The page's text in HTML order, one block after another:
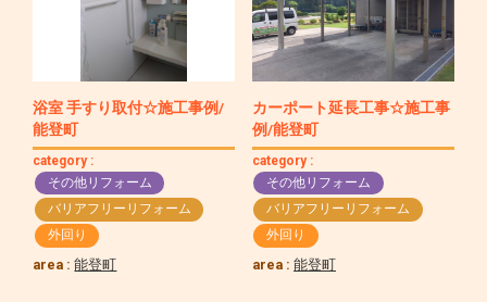
浴室 手すり取付☆施工事例/
能登町
category :
その他リフォーム
バリアフリーリフォーム
外回り
area :能登町
カーポート延長工事☆施工事
例/能登町
category :
その他リフォーム
バリアフリーリフォーム
外回り
area :能登町